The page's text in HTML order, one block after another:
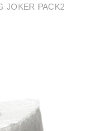
JOKER PACK2